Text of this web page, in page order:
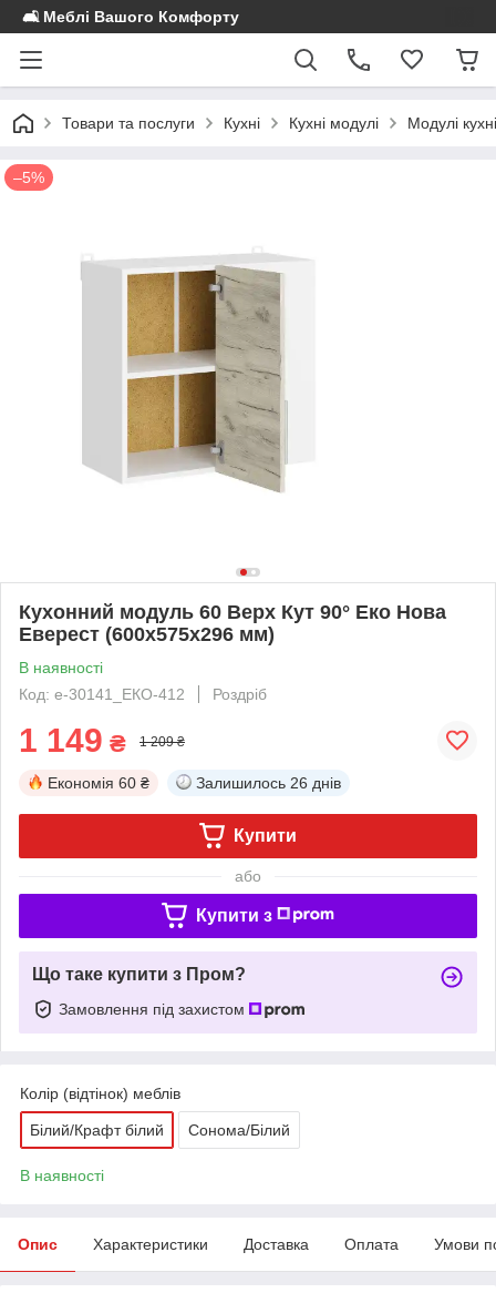
🛋️ Меблі Вашого Комфорту
Товари та послуги Кухні Кухні модулі Модулі
–5%
Кухонний модуль 60 Верх Кут 90° Еко Нова
Еверест (600х575х296 мм)
В наявності
Код: е-30141_ЕКО-412
Роздріб
1 149 ₴ 1 209 ₴
Економія 60 ₴ Залишилось 26 днів
Купити
або
Купити з
Що таке купити з Пром?
Замовлення під захистом
Колір (відтінок) меблів
Білий/Крафт білий Сонома/Білий
В наявності
Опис Характеристики Доставка Оплата Умови